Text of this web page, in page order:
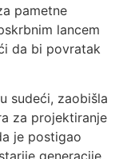
pametne
lancem
da bi povratak
sudeći, zaobišla
za projektiranje
je postigao